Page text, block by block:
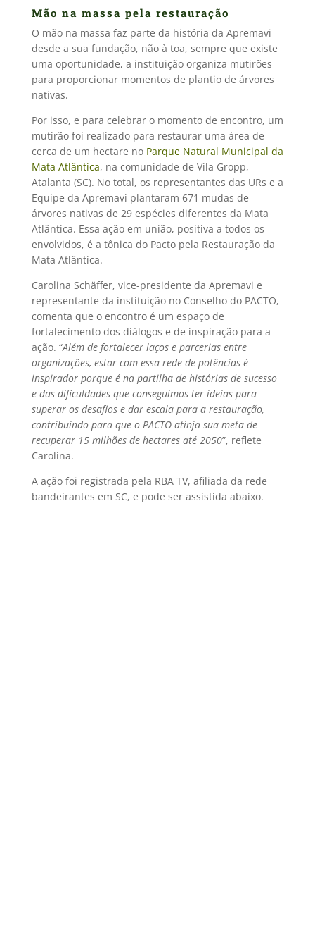
Mão na massa pela restauração
O mão na massa faz parte da história da Apremavi
desde a sua fundação, não à toa, sempre que existe
uma oportunidade, a instituição organiza mutirões
para proporcionar momentos de plantio de árvores
nativas.
Por isso, e para celebrar o momento de encontro, um
mutirão foi realizado para restaurar uma área de
cerca de um hectare no Parque Natural Municipal da
Mata Atlântica, na comunidade de Vila Gropp,
Atalanta (SC). No total, os representantes das URs e a
Equipe da Apremavi plantaram 671 mudas de
árvores nativas de 29 espécies diferentes da Mata
Atlântica. Essa ação em união, positiva a todos os
envolvidos, é a tônica do Pacto pela Restauração da
Mata Atlântica.
Carolina Schäffer, vice-presidente da Apremavi e
representante da instituição no Conselho do PACTO,
comenta que o encontro é um espaço de
fortalecimento dos diálogos e de inspiração para a
ação. “Além de fortalecer laços e parcerias entre
organizações, estar com essa rede de potências é
inspirador porque é na partilha de histórias de sucesso
e das dificuldades que conseguimos ter ideias para
superar os desafios e dar escala para a restauração,
contribuindo para que o PACTO atinja sua meta de
recuperar 15 milhões de hectares até 2050”, reflete
Carolina.
A ação foi registrada pela RBA TV, afiliada da rede
bandeirantes em SC, e pode ser assistida abaixo.